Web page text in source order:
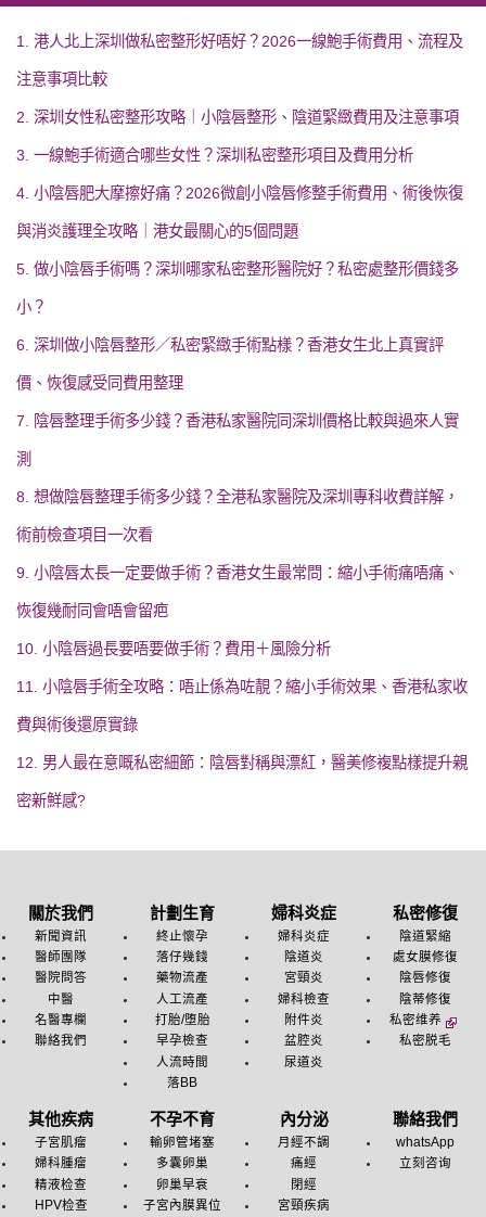
1. 港人北上深圳做私密整形好唔好？2026一線鮑手術費用、流程及
注意事項比較
2. 深圳女性私密整形攻略｜小陰唇整形、陰道緊緻費用及注意事項
3. 一線鮑手術適合哪些女性？深圳私密整形項目及費用分析
4. 小陰唇肥大摩擦好痛？2026微創小陰唇修整手術費用、術後恢復
與消炎護理全攻略｜港女最關心的5個問題
5. 做小陰唇手術嗎？深圳哪家私密整形醫院好？私密處整形價錢多
小？
6. 深圳做小陰唇整形／私密緊緻手術點樣？香港女生北上真實評
價、恢復感受同費用整理
7. 陰唇整理手術多少錢？香港私家醫院同深圳價格比較與過來人實
測
8. 想做陰唇整理手術多少錢？全港私家醫院及深圳專科收費詳解，
術前檢查項目一次看
9. 小陰唇太長一定要做手術？香港女生最常問：縮小手術痛唔痛、
恢復幾耐同會唔會留疤
10. 小陰唇過長要唔要做手術？費用＋風險分析
11. 小陰唇手術全攻略：唔止係為咗靚？縮小手術效果、香港私家收
費與術後還原實錄
12. 男人最在意嘅私密細節：陰唇對稱與漂紅，醫美修複點樣提升親
密新鮮感?
關於我們
新聞資訊
醫師團隊
醫院問答
中醫
名醫專欄
聯絡我們
計劃生育
終止懷孕
落仔幾錢
藥物流產
人工流產
打胎/堕胎
早孕檢查
人流時間
落BB
婦科炎症
婦科炎症
陰道炎
宮頸炎
婦科檢查
附件炎
盆腔炎
尿道炎
私密修復
陰道緊縮
處女膜修復
陰唇修復
陰蒂修復
私密维养
私密脱毛
其他疾病
子宮肌瘤
婦科腫瘤
精液检查
HPV检查
不孕不育
輸卵管堵塞
多囊卵巢
卵巢早衰
子宮內膜異位
內分泌
月經不調
痛經
閉經
宮頸疾病
聯絡我們
whatsApp
立刻咨询